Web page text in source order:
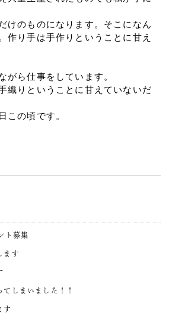
けのものになります。そこになん
作り手は手作りということに甘え
がら仕事をしています。
織りということに甘えていないだ
この頃です。
ト募集
ます
しまいました！！
す